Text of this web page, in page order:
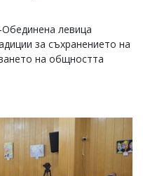
левица
за съхранението на
на общността